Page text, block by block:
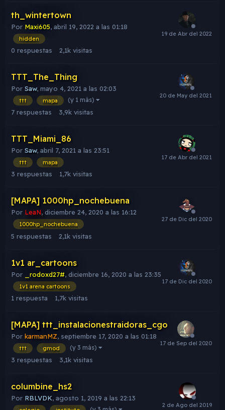
th_wintertown
Por Maxi605, abril 19, 2022 a las 01:18
hidden
0 respuestas 2,1k visitas
TTT_The_Thing
Por Saw, mayo 4, 2021 a las 02:03
ttt mapa (y 1 más)
7 respuestas 3,9k visitas
TTT_Miami_86
Por Saw, abril 7, 2021 a las 23:51
ttt mapa
3 respuestas 1,7k visitas
[MAPA] 1000hp_nochebuena
Por LeaN, diciembre 24, 2020 a las 16:12
1000hp_nochebuena
5 respuestas 2,1k visitas
1v1 ar_cartoons
Por _rodoxd27#, diciembre 16, 2020 a las 23:35
1v1 arena cartoons
1 respuesta 1,7k visitas
[MAPA] ttt_instalacionestraidoras_cgo
Por karmanMZ, septiembre 17, 2020 a las 01:18
ttt gmod (y 3 más)
3 respuestas 3,1k visitas
columbine_hs2
Por RBLVDK, agosto 1, 2019 a las 22:13